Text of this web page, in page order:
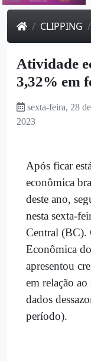
CLIPPING
Atividade
3,32% em
sexta-feira, 28
2023
Após ficar
econômica
deste ano,
nesta sexta-
Central (BC).
Econômica
apresentou
em relação
dados
período).